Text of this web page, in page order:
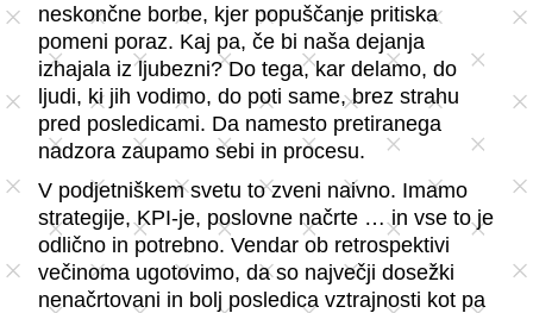
neskončne borbe, kjer popuščanje pritiska
pomeni poraz. Kaj pa, če bi naša dejanja
izhajala iz ljubezni? Do tega, kar delamo, do
ljudi, ki jih vodimo, do poti same, brez strahu
pred posledicami. Da namesto pretiranega
nadzora zaupamo sebi in procesu.
V podjetniškem svetu to zveni naivno. Imamo
strategije, KPI-je, poslovne načrte … in vse to je
odlično in potrebno. Vendar ob retrospektivi
večinoma ugotovimo, da so največji dosežki
nenačrtovani in bolj posledica vztrajnosti kot pa